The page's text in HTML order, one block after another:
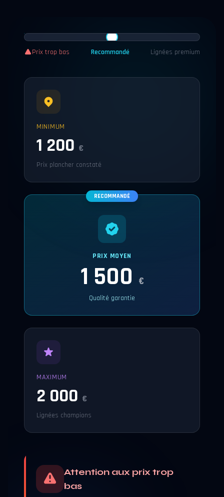
Prix trop bas Recommandé Lignées premium
MINIMUM
1 200 €
Prix plancher constaté
RECOMMANDÉ
PRIX MOYEN
1 500 €
Qualité garantie
MAXIMUM
2 000 €
Lignées champions
Attention aux prix trop
bas